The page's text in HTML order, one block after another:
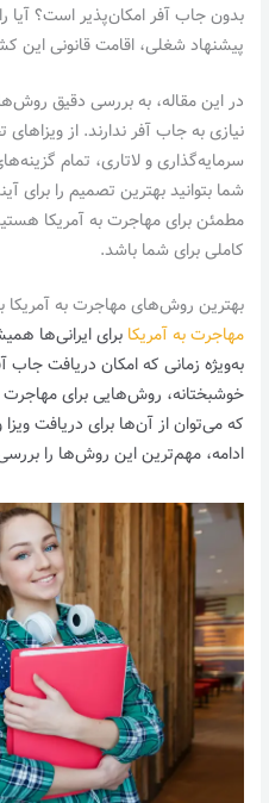
بدون جاب آفر امکان‌پذیر است؟ آیا
پیشنهاد شغلی، اقامت قانونی این
در این مقاله، به بررسی دقیق
نیازی به جاب آفر ندارند. از
سرمایه‌گذاری و لاتاری، تمام
شما بتوانید بهترین تصمیم را برای
مطمئن برای مهاجرت به آمریکا
کاملی برای شما باشد.
بهترین روش‌های مهاجرت به آمریکا
مهاجرت به آمریکا برای ایرانی‌ها
به‌ویژه زمانی که امکان دریافت جاب
خوشبختانه، روش‌هایی برای مهاجرت
که می‌توان از آن‌ها برای دریافت
ادامه، مهم‌ترین این روش‌ها را